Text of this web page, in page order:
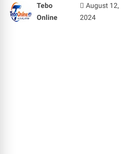
Tebo
Online
August 12,
2024